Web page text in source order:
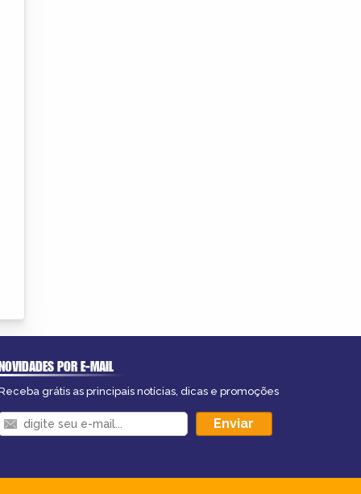
POR E-MAIL
grátis as principais notícias, dicas e promoções